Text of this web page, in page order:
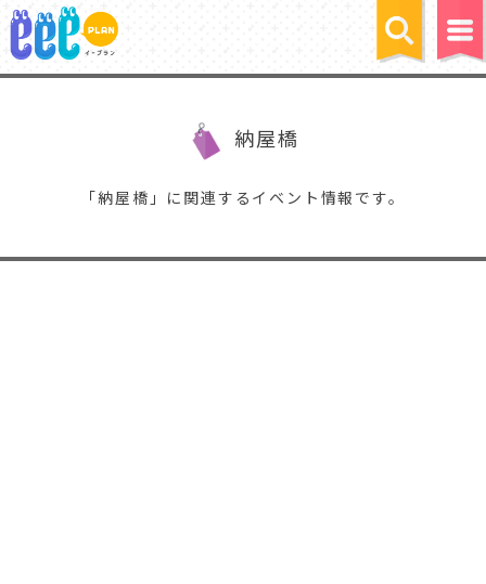
納屋橋
「納屋橋」に関連するイベント情報です。